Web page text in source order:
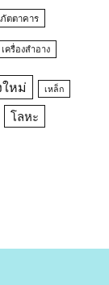
ตตาคาร
เครื่องสำอาง
ใหม่ เหล็ก
โลหะ